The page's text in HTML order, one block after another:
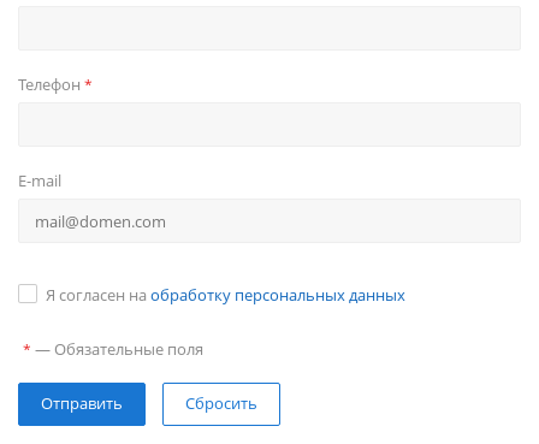
Телефон *
E-mail
Я согласен на обработку персональных данных
* — Обязательные поля
Сбросить